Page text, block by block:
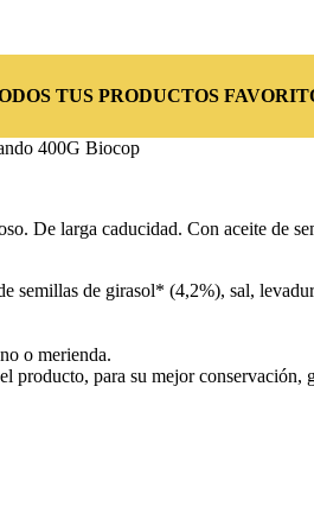
TUS PRODUCTOS
400G Biocop
De larga caducidad. Con aceite de
de girasol* (4,2%), sal,
o merienda.
para su mejor conservación,